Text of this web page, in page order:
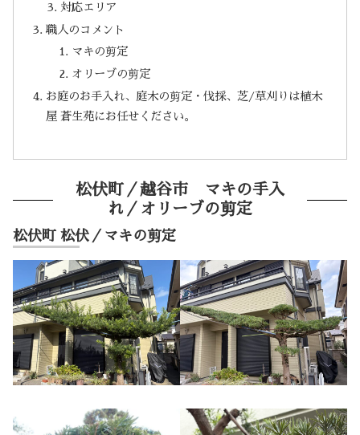
対応エリア
職人のコメント
マキの剪定
オリーブの剪定
お庭のお手入れ、庭木の剪定・伐採、芝/草刈りは植木
屋 蒼生苑にお任せください。
松伏町／越谷市 マキの手入
れ／オリーブの剪定
松伏町 松伏／マキの剪定